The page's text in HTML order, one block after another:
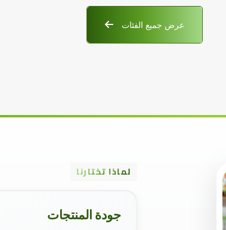
عرض جميع الفئات
لماذا تختارنا
جودة المنتجات